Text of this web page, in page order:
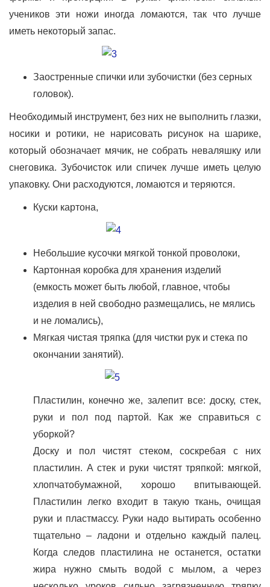
учеников эти ножи иногда ломаются, так что лучше
иметь некоторый запас.
Заостренные спички или зубочистки (без серных
головок).
Необходимый инструмент, без них не выполнить глазки,
носики и ротики, не нарисовать рисунок на шарике,
который обозначает мячик, не собрать неваляшку или
снеговика. Зубочисток или спичек лучше иметь целую
упаковку. Они расходуются, ломаются и теряются.
Куски картона,
Небольшие кусочки мягкой тонкой проволоки,
Картонная коробка для хранения изделий
(емкость может быть любой, главное, чтобы
изделия в ней свободно размещались, не мялись
и не ломались),
Мягкая чистая тряпка (для чистки рук и стека по
окончании занятий).
Пластилин, конечно же, залепит все: доску, стек,
руки и пол под партой. Как же справиться с
уборкой?
Доску и пол чистят стеком, соскребая с них
пластилин. А стек и руки чистят тряпкой: мягкой,
хлопчатобумажной, хорошо впитывающей.
Пластилин легко входит в такую ткань, очищая
руки и пластмассу. Руки надо вытирать особенно
тщательно – ладони и отдельно каждый палец.
Когда следов пластилина не останется, остатки
жира нужно смыть водой с мылом, а через